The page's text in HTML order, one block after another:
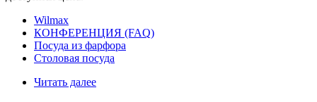
Wilmax
КОНФЕРЕНЦИЯ (FAQ)
Посуда из фарфора
Столовая посуда
Читать далее